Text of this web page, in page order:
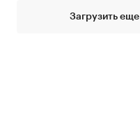
Загрузить еще